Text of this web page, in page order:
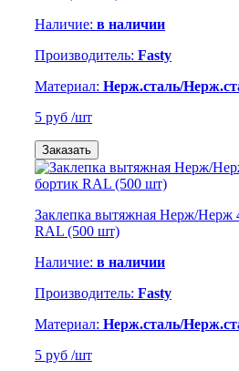
Наличие: в наличии
Производитель: Fasty
Материал: Нерж.сталь/
5 руб /шт
Заказать
Заклепка вытяжная Нерж/Нерж
RAL (500 шт)
Наличие: в наличии
Производитель: Fasty
Материал: Нерж.сталь/
5 руб /шт